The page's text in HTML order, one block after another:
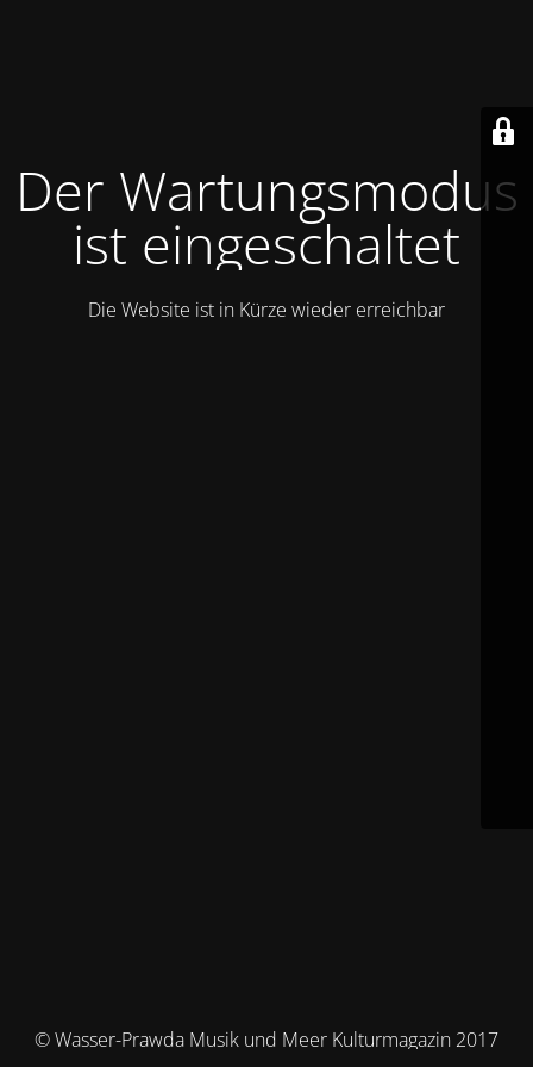
Der Wartungsmodus
ist eingeschaltet
Die Website ist in Kürze wieder erreichbar
© Wasser-Prawda Musik und Meer Kulturmagazin 2017